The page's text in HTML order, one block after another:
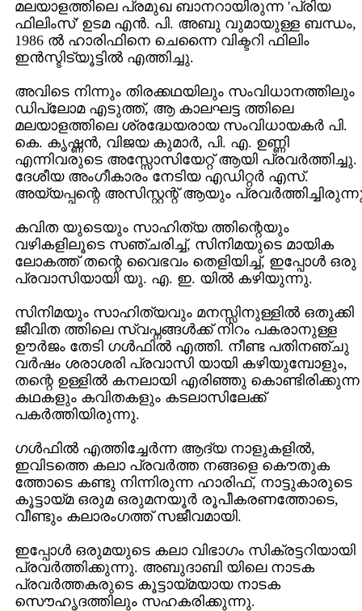
മലയാളത്തിലെ പ്രമുഖ ബാനറായിരുന്ന 'പ്രിയ
ഫിലിംസ്' ഉടമ എന്‍. പി. അബു വുമായുള്ള ബന്ധം,
1986 ല്‍ ഹാരിഫിനെ ചെന്നൈ വിക്ടറി ഫിലിം
ഇന്‍സ്ടിട്യൂട്ടില്‍ എത്തിച്ചു.
അവിടെ നിന്നും തിരക്കഥയിലും സംവിധാനത്തിലും
ഡിപ്ലോമ എടുത്ത്, ആ കാലഘട്ട ത്തിലെ
മലയാളത്തിലെ ശ്രദ്ധേയരായ സംവിധായകര്‍ പി.
കെ. കൃഷ്ണന്‍, വിജയ കുമാര്‍, പി. എ. ഉണ്ണി
എന്നിവരുടെ അസ്സോസിയേറ്റ് ആയി പ്രവര്‍ത്തിച്ചു.
ദേശീയ അംഗീകാരം നേടിയ എഡിറ്റര്‍ എസ്.
അയ്യപ്പന്റെ അസിസ്റ്റന്റ് ആയും
കവിത യുടെയും സാഹിത്യ ത്തിന്റെയും
വഴികളിലൂടെ സഞ്ചരിച്ച്, സിനിമയുടെ മായിക
ലോകത്ത് തന്റെ വൈഭവം തെളിയിച്ച്, ഇപ്പോള്‍ ഒരു
പ്രവാസിയായി യു. എ. ഇ. യില്‍ കഴിയുന്നു.
സിനിമയും സാഹിത്യവും മനസ്സിനുള്ളില്‍ ഒതുക്കി
ജീവിത ത്തിലെ സ്വപ്നങ്ങള്‍ക്ക് നിറം പകരാനുള്ള
ഊര്‍ജം തേടി ഗള്‍ഫില്‍ എത്തി. നീണ്ട പതിനഞ്ചു
വര്‍ഷം ശരാശരി പ്രവാസി യായി കഴിയുമ്പോളും,
തന്റെ ഉള്ളില്‍ കനലായി എരിഞ്ഞു കൊണ്ടിരിക്കുന്ന
കഥകളും കവിതകളും കടലാസിലേക്ക്
പകര്‍ത്തിയിരുന്നു.
ഗള്‍ഫില്‍ എത്തിച്ചേര്‍ന്ന ആദ്യ നാളുകളില്‍,
ഇവിടത്തെ കലാ പ്രവര്‍ത്ത നങ്ങളെ കൌതുക
ത്തോടെ കണ്ടു നിന്നിരുന്ന ഹാരിഫ്, നാട്ടുകാരുടെ
കൂട്ടായ്മ ഒരുമ ഒരുമനയൂര്‍ രൂപീകരണത്തോടെ,
വീണ്ടും കലാരംഗത്ത് സജീവമായി.
ഇപ്പോള്‍ ഒരുമയുടെ കലാ വിഭാഗം സിക്രട്ടറിയായി
പ്രവര്‍ത്തിക്കുന്നു. അബുദാബി യിലെ നാടക
പ്രവര്‍ത്തകരുടെ കൂട്ടായ്മയായ നാടക
സൌഹൃദത്തിലും സഹകരിക്കുന്നു.